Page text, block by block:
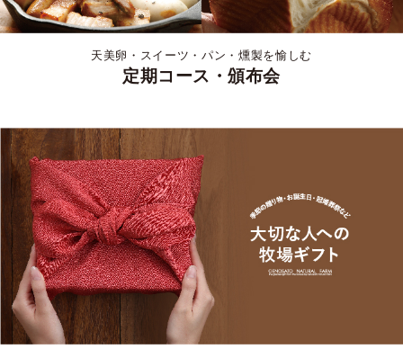
天美卵・スイーツ・パン・燻製を愉しむ
定期コース・頒布会